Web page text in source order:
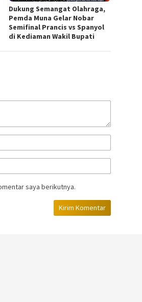
Dukung Semangat Olahraga,
Pemda Muna Gelar Nobar
Semifinal Prancis vs Spanyol
di Kediaman Wakil Bupati
saya berikutnya.